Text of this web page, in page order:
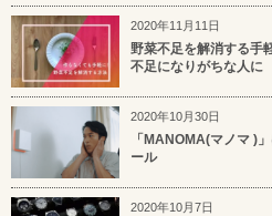
2020年11月11日
野菜不足を解消する手
不足になりがちな人に
2020年10月30日
「MANOMA(マノマ )
ール
2020年10月7日